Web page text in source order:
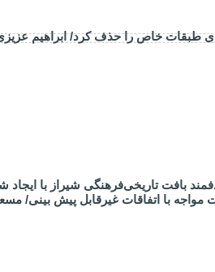
طبقات خاص را حذف کرد/ ابراهیم
بافت تاریخی‌فرهنگی شیراز با
با اتفاقات غیرقابل پیش بینی/